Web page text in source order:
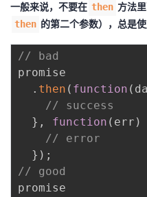
一般来说，不要在 then 方法
then 的第二个参数），总是
// bad
promise
. then ( function (
// success
} , function ( err )
// error
} ) ;
// good
promise